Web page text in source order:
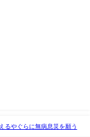
るやぐらに無病息災を願う